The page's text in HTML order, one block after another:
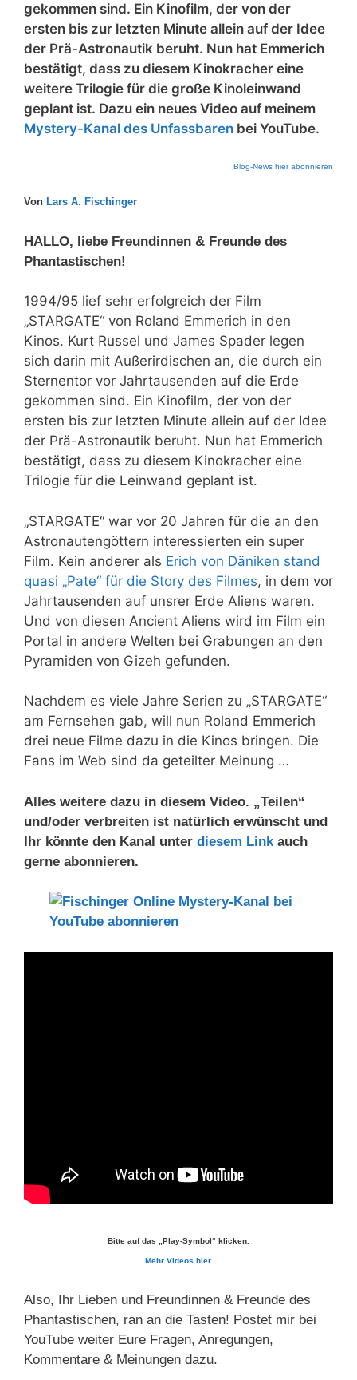
gekommen sind. Ein Kinofilm, der von der
ersten bis zur letzten Minute allein auf der Idee
der Prä-Astronautik beruht. Nun hat Emmerich
bestätigt, dass zu diesem Kinokracher eine
weitere Trilogie für die große Kinoleinwand
geplant ist. Dazu ein neues Video auf meinem
Mystery-Kanal des Unfassbaren bei YouTube.
Blog-News hier abonnieren
Von Lars A. Fischinger
HALLO, liebe Freundinnen & Freunde des
Phantastischen!
1994/95 lief sehr erfolgreich der Film
„STARGATE“ von Roland Emmerich in den
Kinos. Kurt Russel und James Spader legen
sich darin mit Außerirdischen an, die durch ein
Sternentor vor Jahrtausenden auf die Erde
gekommen sind. Ein Kinofilm, der von der
ersten bis zur letzten Minute allein auf der Idee
der Prä-Astronautik beruht. Nun hat Emmerich
bestätigt, dass zu diesem Kinokracher eine
Trilogie für die Leinwand geplant ist.
„STARGATE“ war vor 20 Jahren für die an den
Astronautengöttern interessierten ein super
Film. Kein anderer als Erich von Däniken stand
quasi „Pate“ für die Story des Filmes, in dem vor
Jahrtausenden auf unsrer Erde Aliens waren.
Und von diesen Ancient Aliens wird im Film ein
Portal in andere Welten bei Grabungen an den
Pyramiden von Gizeh gefunden.
Nachdem es viele Jahre Serien zu „STARGATE“
am Fernsehen gab, will nun Roland Emmerich
drei neue Filme dazu in die Kinos bringen. Die
Fans im Web sind da geteilter Meinung …
Alles weitere dazu in diesem Video. „Teilen“
und/oder verbreiten ist natürlich erwünscht und
Ihr könnte den Kanal unter diesem Link auch
gerne abonnieren.
Bitte auf das „Play-Symbol“ klicken.
Mehr Videos hier.
Also, Ihr Lieben und Freundinnen & Freunde des
Phantastischen, ran an die Tasten! Postet mir bei
YouTube weiter Eure Fragen, Anregungen,
Kommentare & Meinungen dazu.